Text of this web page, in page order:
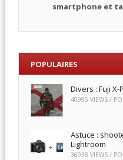
smartphone et
POPULAIRES
Divers : Fuji
40995 VIEWS /
Astuce :
Lightroom
36938 VIEWS /